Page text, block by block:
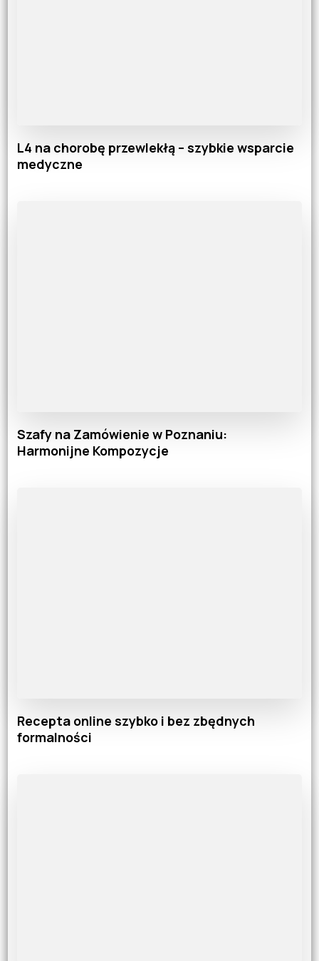
L4 na chorobę przewlekłą – szybkie wsparcie
medyczne
Szafy na Zamówienie w Poznaniu:
Harmonijne Kompozycje
Recepta online szybko i bez zbędnych
formalności